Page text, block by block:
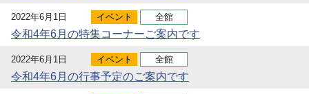
2022年6月1日 イベント 全館
令和4年6月の特集コーナーご案内です
2022年6月1日 イベント 全館
令和4年6月の行事予定のご案内です